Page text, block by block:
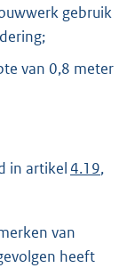
gebruik
van 0,8 meter
in artikel 4.19,
van
heeft